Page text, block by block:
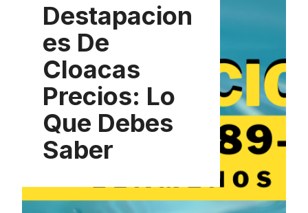
Destapacion
es De
Cloacas
Precios: Lo
Que Debes
Saber